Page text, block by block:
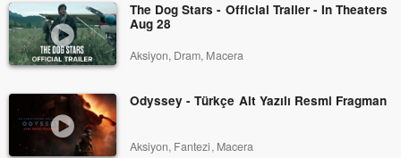
The Dog Stars - Official Trailer - In Theaters
Aug 28
Aksiyon, Dram, Macera
Odyssey - Türkçe Alt Yazılı Resmi Fragman
Aksiyon, Fantezi, Macera